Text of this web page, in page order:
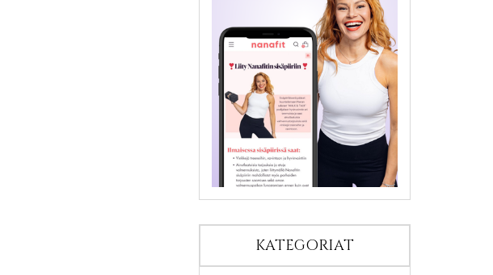
KATEGORIAT